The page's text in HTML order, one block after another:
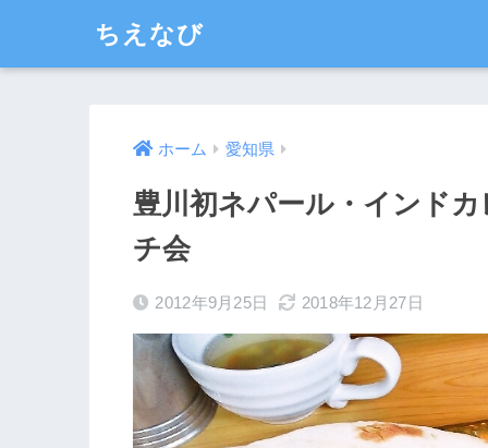
ちえなび
ホーム 愛知県
豊川初ネパール・インド
チ会
2012年9月25日 2018年12月27日